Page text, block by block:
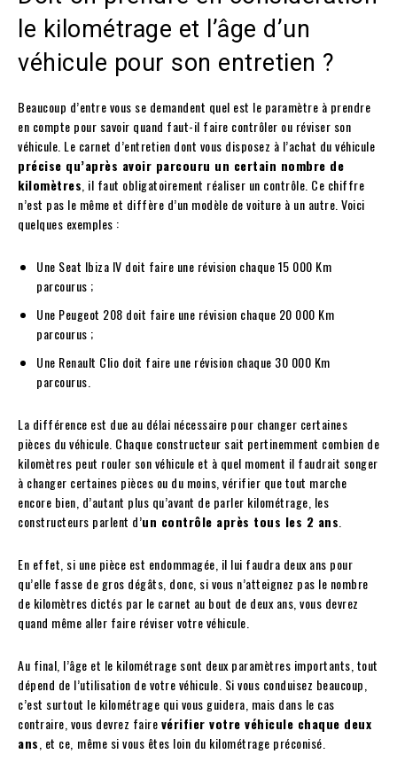
le kilométrage et l’âge d’un
véhicule pour son entretien ?
Beaucoup d’entre vous se demandent quel est le paramètre à prendre
en compte pour savoir quand faut-il faire contrôler ou réviser son
véhicule. Le carnet d’entretien dont vous disposez à l’achat du véhicule
précise qu’après avoir parcouru un certain nombre de
kilomètres , il faut obligatoirement réaliser un contrôle. Ce chiffre
n’est pas le même et diffère d’un modèle de voiture à un autre. Voici
quelques exemples :
Une Seat Ibiza IV doit faire une révision chaque 15 000 Km
parcourus ;
Une Peugeot 208 doit faire une révision chaque 20 000 Km
parcourus ;
Une Renault Clio doit faire une révision chaque 30 000 Km
parcourus.
La différence est due au délai nécessaire pour changer certaines
pièces du véhicule. Chaque constructeur sait pertinemment combien de
kilomètres peut rouler son véhicule et à quel moment il faudrait songer
à changer certaines pièces ou du moins, vérifier que tout marche
encore bien, d’autant plus qu’avant de parler kilométrage, les
constructeurs parlent d’un contrôle après tous les 2 ans
En effet, si une pièce est endommagée, il lui faudra deux ans pour
qu’elle fasse de gros dégâts, donc, si vous n’atteignez pas le nombre
de kilomètres dictés par le carnet au bout de deux ans, vous devrez
quand même aller faire réviser votre véhicule.
Au final, l’âge et le kilométrage sont deux paramètres importants, tout
dépend de l’utilisation de votre véhicule. Si vous conduisez beaucoup,
c’est surtout le kilométrage qui vous guidera, mais dans le cas
contraire, vous devrez fairevérifier votre véhicule chaque deux
ans , et ce, même si vous êtes loin du kilométrage préconisé.